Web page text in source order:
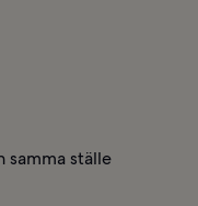
samma ställe